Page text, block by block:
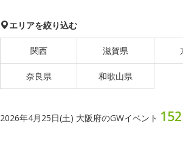
エリアを絞り込む
関西 滋賀県
奈良県 和歌山県
2026年4月25日(土) 大阪府のGWイベント 152